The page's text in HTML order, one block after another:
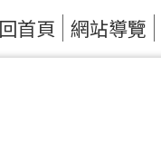
回首頁 網站導覽